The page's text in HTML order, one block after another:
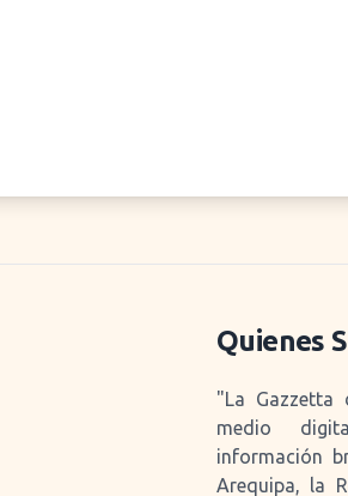
Quienes
"La Gazzetta
medio
información
Arequipa, la